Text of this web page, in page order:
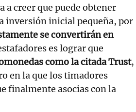
a creer que puede obtener
inversión inicial pequeña, por
se convertirán en
es lograr que
como la citada Trust,
en la que los timadores
finalmente asocias con la